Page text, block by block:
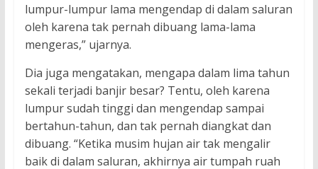
lumpur-lumpur lama mengendap di dalam saluran
oleh karena tak pernah dibuang lama-lama
mengeras,” ujarnya.
Dia juga mengatakan, mengapa dalam lima tahun
sekali terjadi banjir besar? Tentu, oleh karena
lumpur sudah tinggi dan mengendap sampai
bertahun-tahun, dan tak pernah diangkat dan
dibuang. “Ketika musim hujan air tak mengalir
baik di dalam saluran, akhirnya air tumpah ruah